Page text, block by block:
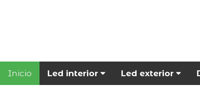
Inicio Led interior Led exterior